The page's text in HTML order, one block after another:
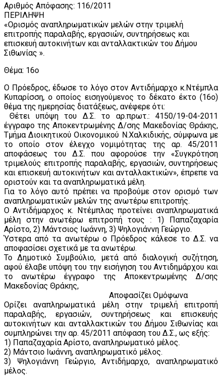
Αριθμός Απόφασης: 116/2011
ΠΕΡΙΛΗΨΗ
«Ορισμός αναπληρωματικών μελών στην τριμελή
επιτροπής παραλαβής, εργασιών, συντηρήσεως και
επισκευή αυτοκινήτων και ανταλλακτικών του Δήμου
Σιθωνίας ».
Θέμα: 16ο
Ο Πρόεδρος, έδωσε το λόγο στον Αντιδήμαρχο κ.Ντέμπλα
Κυπαρίσση, ο οποίος εισηγούμενος το δέκατο έκτο (16o)
θέμα της ημερησίας διατάξεως, ανέφερε ότι:
Θέτει υπόψη του Δ.Σ. το αρ.πρωτ.: 4150/19-04-2011
έγγραφο της Αποκεντρωμένης Δ/σης Μακεδονίας Θράκης,
Τμήμα Διοικητικού Οικονομικού Ν.Χαλκιδικής, σύμφωνα με
το οποίο στον έλεγχο νομιμότητας της αρ. 45/2011
αποφάσεως του Δ.Σ. που αφορούσε την «Συγκρότηση
τριμελούς επιτροπής παραλαβής, εργασιών, συντηρήσεως
και επισκευή αυτοκινήτων και ανταλλακτικών», έπρεπε να
οριστούν και τα αναπληρωματικά μέλη.
Για το λόγο αυτό πρέπει να προβούμε στον ορισμό των
αναπληρωματικών μελών της ανωτέρω επιτροπής.
Ο Αντιδήμαρχος κ. Ντέμπλας προτείνει αναπληρωματικά
μέλη στην ανωτέρω επιτροπή τους : 1) Παπαζαχαρία
Αρίστο, 2) Μάντσιος Ιωάννη, 3) Ψηλογιάννη Γεώργιο.
Ύστερα από τα ανωτέρω ο Πρόεδρος κάλεσε το Δ.Σ. να
αποφασίσει σχετικά με τα ανωτέρω.
Το Δημοτικό Συμβούλιο, μετά από διαλογική συζήτηση,
αφού έλαβε υπόψη του την εισήγηση του Αντιδημάρχου και
το ανωτέρω έγγραφο της Αποκεντρωμένης Δ/σης
Μακεδονίας Θράκης,
Αποφασίζει Ομόφωνα
Ορίζει αναπληρωματικά μέλη στην τριμελή επιτροπή
παραλαβής, εργασιών, συντηρήσεως και επισκευής
αυτοκινήτων και ανταλλακτικών του Δήμου Σιθωνίας και
συμπληρώνει την αρ. 45/2011 απόφαση του Δ.Σ., ως εξής:
1) Παπαζαχαρία Αρίστο, αναπληρωματικό μέλος.
2) Μάντσιο Ιωάννη, αναπληρωματικό μέλος.
3) Ψηλογιάννη Γεώργιο, Αντιδήμαρχο, αναπληρωματικό
μέλος.